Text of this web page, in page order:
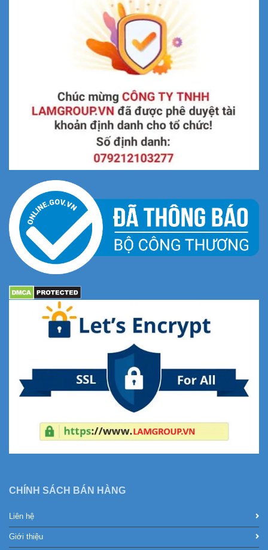
CHÍNH SÁCH BÁN HÀNG
Liên hệ
Giới thiệu